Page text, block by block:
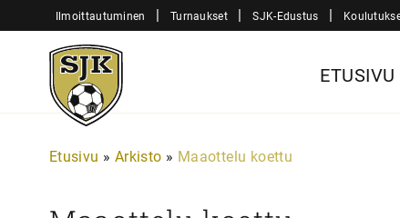
sisältöön
Ilmoittautuminen | Turnaukset | SJK-Edustus |
Sjk-
Juniorit
ETUSIVU
Etusivu » Arkisto » Maaottelu koettu